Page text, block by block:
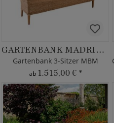
GARTENBANK MADRIGAL
Gartenbank 3-Sitzer MBM
ab 1.515,00 € *